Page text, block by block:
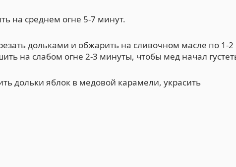
на среднем огне 5-7 минут.
дольками и обжарить на сливочном масле по 1-2
на слабом огне 2-3 минуты, чтобы мед начал
дольки яблок в медовой карамели, украсить